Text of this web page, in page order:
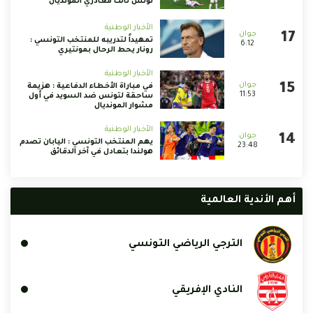
6:12
الأخبار الوطنية
تمهيداً لتدريبه للمنتخب التونسي :
رونار يحط الرحال بمونتيري
11:53
الأخبار الوطنية
في مباراة الأخطاء الدفاعية : هزيمة
ساحقة لتونس ضد السويد في أول
مشوار المونديال
23:48
الأخبار الوطنية
يهم المنتخب التونسي : اليابان تصدم
هولندا بتعادل في آخر الدقائق
أهم الأندية العالمية
الترجي الرياضي التونسي
النادي الإفريقي